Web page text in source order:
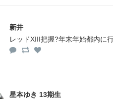
新井
レッドXIII把握?年末年始都内
星本ゆき 13期生